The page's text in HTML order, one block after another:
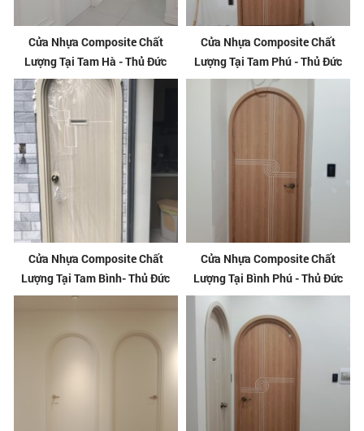
Cửa Nhựa Composite Chất
Lượng Tại Tam Hà - Thủ Đức
Cửa Nhựa Composite Chất
Lượng Tại Tam Phú - Thủ Đức
Cửa Nhựa Composite Chất
Lượng Tại Tam Bình- Thủ Đức
Cửa Nhựa Composite Chất
Lượng Tại Bình Phú - Thủ Đức